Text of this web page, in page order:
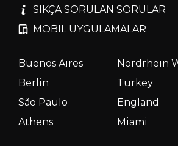
SIKÇA SORULAN SORULAR
MOBIL UYGULAMALAR
Buenos Aires
Nordrhein
Berlin
Turkey
São Paulo
England
Athens
Miami